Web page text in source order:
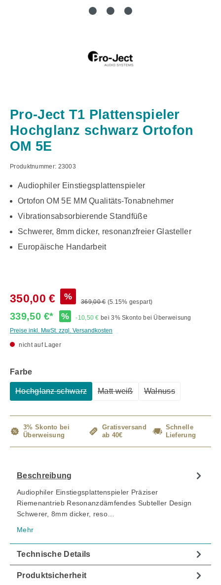
Pro-Ject T1 Plattenspieler
Hochglanz schwarz Ortofon
OM 5E
Produktnummer: 23003
Audiophiler Einstiegsplattenspieler
Ortofon OM 5E MM Qualitäts-Tonabnehmer
Vibrationsabsorbierende Standfüße
Schwerer, 8mm dicker, resonanzfreier Glasteller
Europäische Handarbeit
350,00 € %
369,00 € (5.15% gespart)
339,50 €* % -10,50 € bei 3% Skonto bei Überweisung
Preise inkl. MwSt. zzgl. Versandkosten
nicht auf Lager
Farbeauswählen
Hochglanz schwarz Matt weiß Walnuss
3% Skonto bei
Überweisung
Gratisversand
ab 40€
Schnelle
Lieferung
Beschreibung
Audiophiler Einstiegsplattenspieler Präziser
Riemenantrieb Resonanzdämfendes Subteller Design
Schwerer, 8mm dicker, reso…
Mehr
Technische Details
Produktsicherheit